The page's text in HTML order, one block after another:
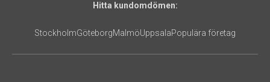
Hitta kundomdömen:
StockholmGöteborgMalmöUppsalaPopulära företag